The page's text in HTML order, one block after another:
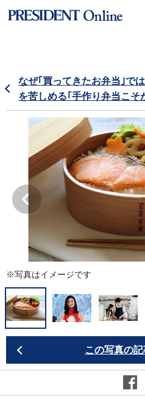
なぜ｢買ってきたお弁当｣で
を苦しめる｢手作り弁当こそ
※写真はイメージです
この写真の